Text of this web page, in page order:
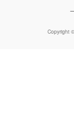
Copyright